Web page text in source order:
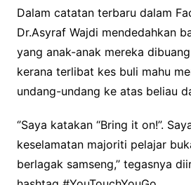
Dalam catatan terbaru dalam
Dr.Asyraf Wajdi mendedahkan
yang anak-anak mereka
kerana terlibat kes buli mahu
undang-undang ke atas beliau
‘’Saya katakan “Bring it on!”.
keselamatan majoriti pelajar
berlagak samseng,’’ tegasnya